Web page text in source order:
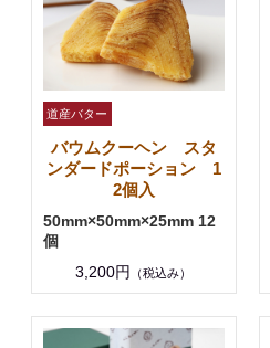
バウムクーヘン スタ
ンダードポーション 1
2個入
50mm×50mm×25mm 12
個
3,200円
（税込み）